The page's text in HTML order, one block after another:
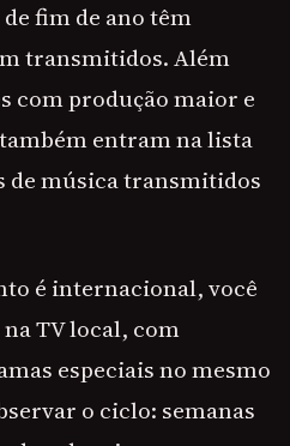
fim de ano têm
transmitidos. Além
com produção maior e
entram na lista
de música transmitidos
é internacional, você
TV local, com
especiais no mesmo
o ciclo: semanas